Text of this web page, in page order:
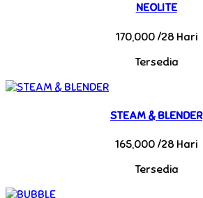
NEOLITE
170,000 /28 Hari
Tersedia
STEAM & BLENDER
165,000 /28 Hari
Tersedia